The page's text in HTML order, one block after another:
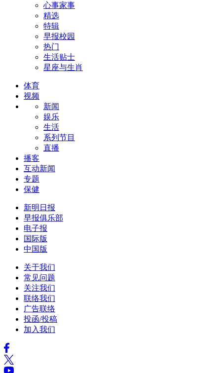
心事家事
精选
特辑
早报校园
热门
生活贴士
星座与生肖
体育
视频
新闻
娱乐
生活
系列节目
直播
播客
互动新闻
专题
保健
新明日报
早报俱乐部
电子报
国际版
中国版
关于我们
常见问题
关注我们
联络我们
广告联络
投函/投稿
加入我们